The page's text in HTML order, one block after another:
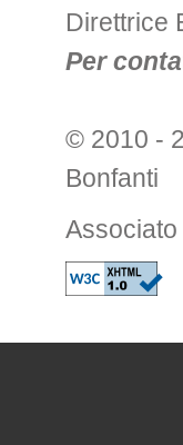
Direttrice
Per
© 2010 -
Bonfanti
Associato